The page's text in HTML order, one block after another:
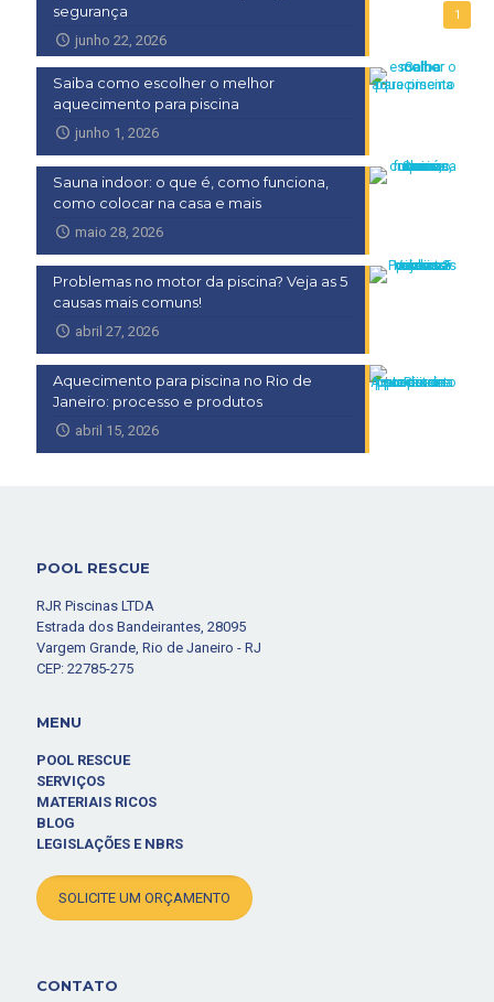
1
segurança
junho 22, 2026
Saiba como escolher o melhor
aquecimento para piscina
junho 1, 2026
Sauna indoor: o que é, como funciona,
como colocar na casa e mais
maio 28, 2026
Problemas no motor da piscina? Veja as 5
causas mais comuns!
abril 27, 2026
Aquecimento para piscina no Rio de
Janeiro: processo e produtos
abril 15, 2026
POOL RESCUE
RJR Piscinas LTDA
Estrada dos Bandeirantes, 28095
Vargem Grande, Rio de Janeiro - RJ
CEP: 22785-275
MENU
POOL RESCUE
SERVIÇOS
MATERIAIS RICOS
BLOG
LEGISLAÇÕES E NBRS
SOLICITE UM ORÇAMENTO
CONTATO